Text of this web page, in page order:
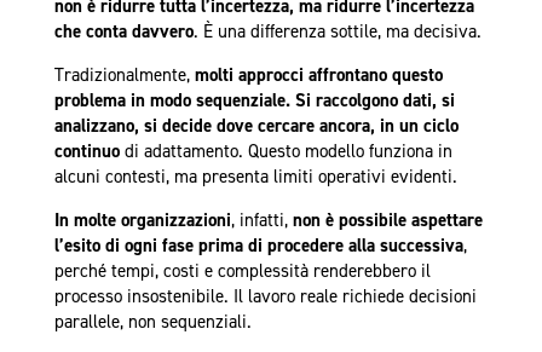
non è ridurre tutta l’incertezza, ma ridurre l’incertezza
che conta davvero. È una differenza sottile, ma decisiva.
Tradizionalmente, molti approcci affrontano questo
problema in modo sequenziale. Si raccolgono dati, si
analizzano, si decide dove cercare ancora, in un ciclo
continuodi adattamento. Questo modello funziona in
alcuni contesti, ma presenta limiti operativi evidenti.
In molte organizzazioni, infatti, non è possibile aspettare
l’esito di ogni fase prima di procedere alla successiva,
perché tempi, costi e complessità renderebbero il
processo insostenibile. Il lavoro reale richiede decisioni
parallele, non sequenziali.